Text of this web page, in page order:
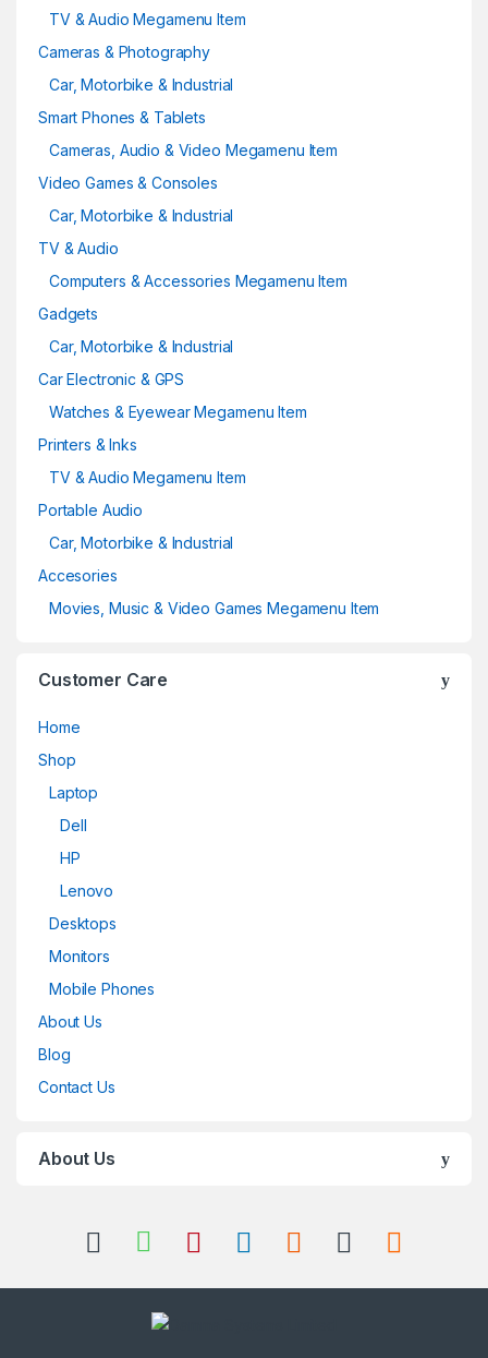
TV & Audio Megamenu Item
Cameras & Photography
Car, Motorbike & Industrial
Smart Phones & Tablets
Cameras, Audio & Video Megamenu Item
Video Games & Consoles
Car, Motorbike & Industrial
TV & Audio
Computers & Accessories Megamenu Item
Gadgets
Car, Motorbike & Industrial
Car Electronic & GPS
Watches & Eyewear Megamenu Item
Printers & Inks
TV & Audio Megamenu Item
Portable Audio
Car, Motorbike & Industrial
Accesories
Movies, Music & Video Games Megamenu Item
Customer Care
Home
Shop
Laptop
Dell
HP
Lenovo
Desktops
Monitors
Mobile Phones
About Us
Blog
Contact Us
About Us